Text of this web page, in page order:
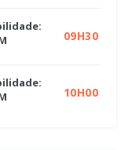
09H30
10H00